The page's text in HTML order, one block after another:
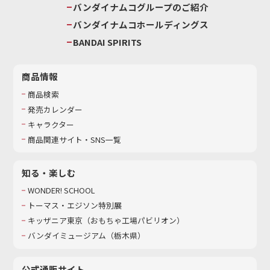
バンダイナムコグループのご紹介
バンダイナムコホールディングス
BANDAI SPIRITS
商品情報
商品検索
発売カレンダー
キャラクター
商品関連サイト・SNS一覧
知る・楽しむ
WONDER! SCHOOL
トーマス・エジソン特別展
キッザニア東京（おもちゃ工場パビリオン）​
バンダイミュージアム（栃木県）